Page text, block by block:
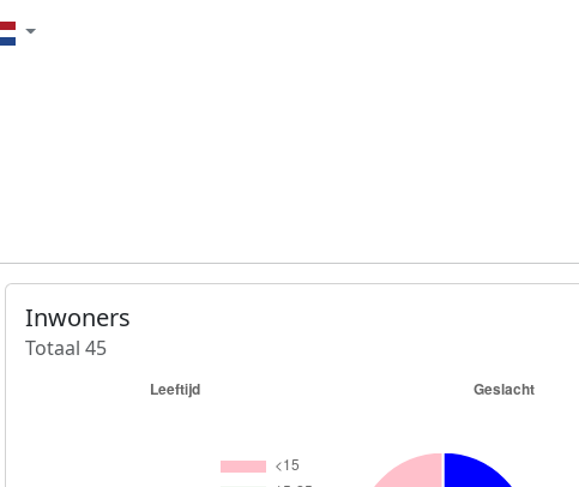
Inwoners
Totaal 45